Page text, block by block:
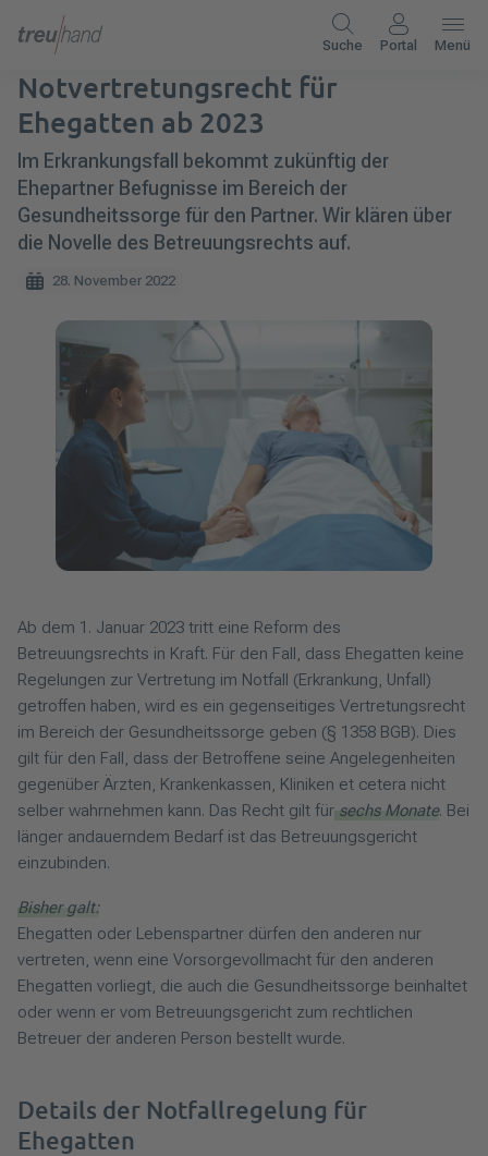
Suche Portal Menü
Notvertretungsrecht für
Ehegatten ab 2023
Im Erkrankungsfall bekommt zukünftig der
Ehepartner Befugnisse im Bereich der
Gesundheitssorge für den Partner. Wir klären über
die Novelle des Betreuungsrechts auf.
28. November 2022
Ab dem 1. Januar 2023 tritt eine Reform des
Betreuungsrechts in Kraft. Für den Fall, dass Ehegatten keine
Regelungen zur Vertretung im Notfall (Erkrankung, Unfall)
getroffen haben, wird es ein gegenseitiges Vertretungsrecht
im Bereich der Gesundheitssorge geben (§ 1358 BGB). Dies
gilt für den Fall, dass der Betroffene seine Angelegenheiten
gegenüber Ärzten, Krankenkassen, Kliniken et cetera nicht
selber wahrnehmen kann. Das Recht gilt für sechs Monate. Bei
länger andauerndem Bedarf ist das Betreuungsgericht
einzubinden.
Bisher galt:
Ehegatten oder Lebenspartner dürfen den anderen nur
vertreten, wenn eine Vorsorgevollmacht für den anderen
Ehegatten vorliegt, die auch die Gesundheitssorge beinhaltet
oder wenn er vom Betreuungsgericht zum rechtlichen
Betreuer der anderen Person bestellt wurde.
Details der Notfallregelung für
Ehegatten